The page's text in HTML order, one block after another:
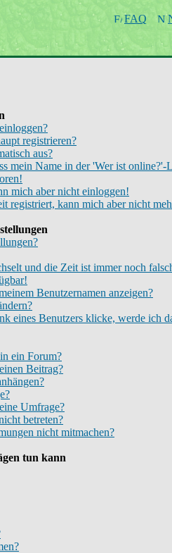
FAQ
registrieren?
aus?
mein Name in der 'Wer ist online?'-
mich aber nicht einloggen!
registriert, kann mich aber nicht
und die Zeit ist immer noch
Benutzernamen anzeigen?
eines Benutzers klicke, werde ich
ein Forum?
Beitrag?
Umfrage?
betreten?
nicht mitmachen?
tun kann